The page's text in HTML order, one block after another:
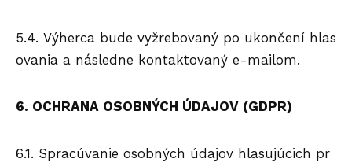
5.4. Výherca bude vyžrebovaný po ukončení hlas
ovania a následne kontaktovaný e-mailom.
6. OCHRANA OSOBNÝCH ÚDAJOV (GDPR)
6.1. Spracúvanie osobných údajov hlasujúcich pr